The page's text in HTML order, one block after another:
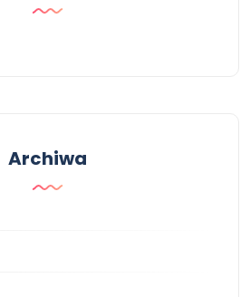
Archiwa